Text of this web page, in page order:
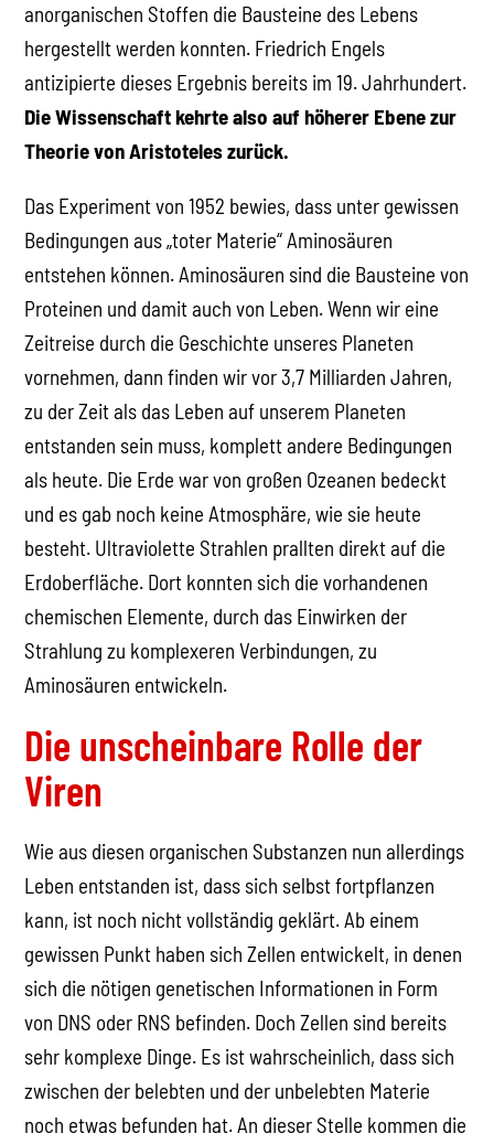
anorganischen Stoffen die Bausteine des Lebens
hergestellt werden konnten. Friedrich Engels
antizipierte dieses Ergebnis bereits im 19. Jahrhundert.
Die Wissenschaft kehrte also auf höherer Ebene zur
Theorie von Aristoteles zurück.
Das Experiment von 1952 bewies, dass unter gewissen
Bedingungen aus „toter Materie“ Aminosäuren
entstehen können. Aminosäuren sind die Bausteine von
Proteinen und damit auch von Leben. Wenn wir eine
Zeitreise durch die Geschichte unseres Planeten
vornehmen, dann finden wir vor 3,7 Milliarden Jahren,
zu der Zeit als das Leben auf unserem Planeten
entstanden sein muss, komplett andere Bedingungen
als heute. Die Erde war von großen Ozeanen bedeckt
und es gab noch keine Atmosphäre, wie sie heute
besteht. Ultraviolette Strahlen prallten direkt auf die
Erdoberfläche. Dort konnten sich die vorhandenen
chemischen Elemente, durch das Einwirken der
Strahlung zu komplexeren Verbindungen, zu
Aminosäuren entwickeln.
Die unscheinbare Rolle der
Viren
Wie aus diesen organischen Substanzen nun allerdings
Leben entstanden ist, dass sich selbst fortpflanzen
kann, ist noch nicht vollständig geklärt. Ab einem
gewissen Punkt haben sich Zellen entwickelt, in denen
sich die nötigen genetischen Informationen in Form
von DNS oder RNS befinden. Doch Zellen sind bereits
sehr komplexe Dinge. Es ist wahrscheinlich, dass sich
zwischen der belebten und der unbelebten Materie
noch etwas befunden hat. An dieser Stelle kommen die